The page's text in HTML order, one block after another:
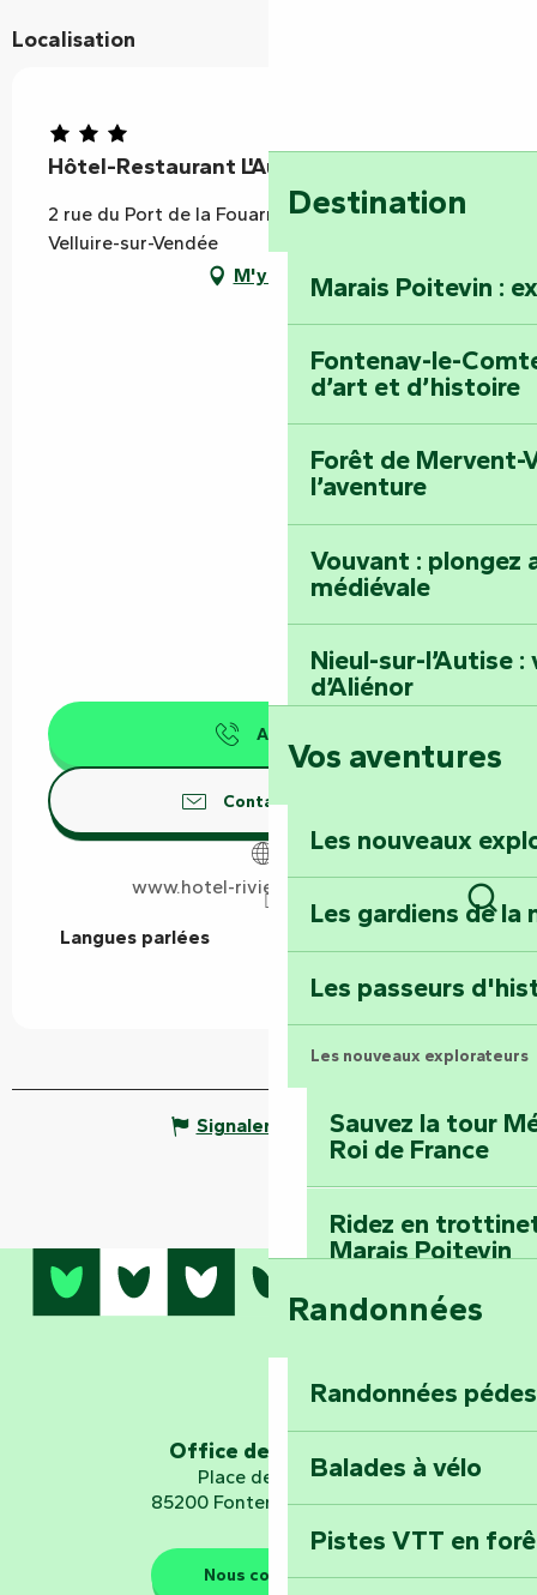
Destination
Marais Poitevin :
Fontenay-le-
d’art et d’histoire
Forêt de Mervent-
l’aventure
Vouvant : plongez
médiévale
Nieul-sur-l’Autise
d’Aliénor
Foussais-Payré :
Faymoreau :
épopée minière
Terre d’étoiles :
Vos aventures
Les nouveaux
Les gardiens de la
Les passeurs
Les nouveaux explorateurs
Sauvez la tour
Roi de France
Ridez en
Marais Poitevin
Embarquez pour
Explorez
d’orientation «
Les gardiens de la nature
Randonnées
Randonnées
Balades à vélo
Pistes VTT en
Localisation
Hôtel-Restaurant L'Auberge de la Rivière
2 rue du Port de la Fouarne, Velluire, 85770 Les
Velluire-sur-Vendée
M'y rendre
Appeler
Contactez-nous
www.hotel-riviere-vendee.com
Langues parlées
Langues parlées
Signaler une erreur
Office de tourisme
Place de Verdun
85200 Fontenay-le-Comte
Nous contacter